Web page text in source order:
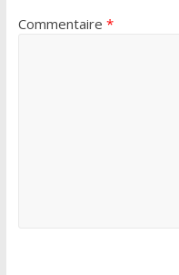
Commentaire *